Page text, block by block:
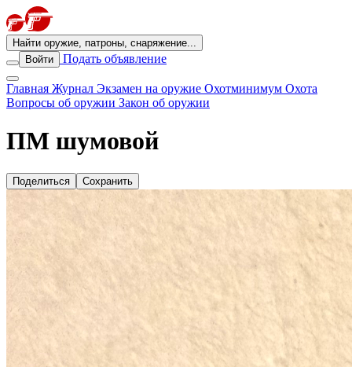
Найти оружие, патроны, снаряжение...
Войти
Подать объявление
Главная Журнал Экзамен на оружие Охотминимум Охота
Вопросы об оружии Закон об оружии
ПМ шумовой
Поделиться Сохранить